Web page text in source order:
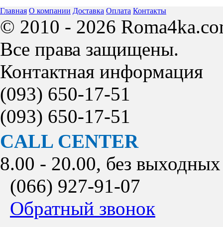
Главная О компании Доставка Оплата Контакты
© 2010 - 2026
Все права защищены.
Контактная информация
(093) 650-17-51
(093) 650-17-51
CALL CENTER
8.00 - 20.00, без выходных
(066) 927-91-07
Обратный звонок